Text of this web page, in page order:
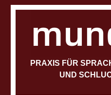
PRAXIS FÜR
UND